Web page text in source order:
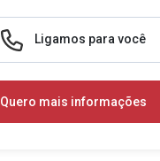
Ligamos para você
Quero mais informações